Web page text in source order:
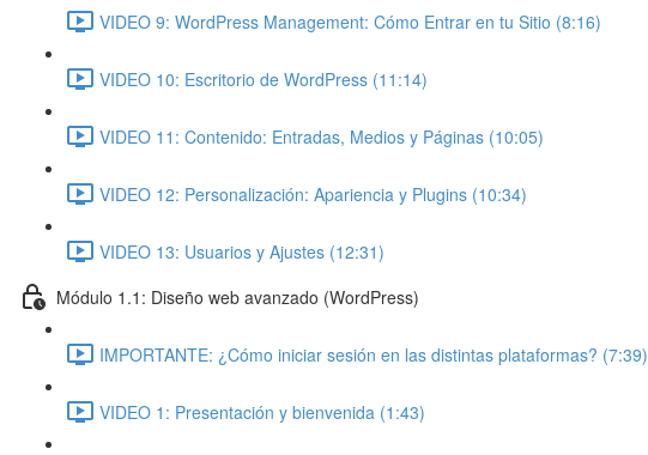
VIDEO 9: WordPress Management: Cómo Entrar en tu Sitio (8:16)
VIDEO 10: Escritorio de WordPress (11:14)
VIDEO 11: Contenido: Entradas, Medios y Páginas (10:05)
VIDEO 12: Personalización: Apariencia y Plugins (10:34)
VIDEO 13: Usuarios y Ajustes (12:31)
Módulo 1.1: Diseño web avanzado (WordPress)
IMPORTANTE: ¿Cómo iniciar sesión en las distintas plataformas? (7:39)
VIDEO 1: Presentación y bienvenida (1:43)